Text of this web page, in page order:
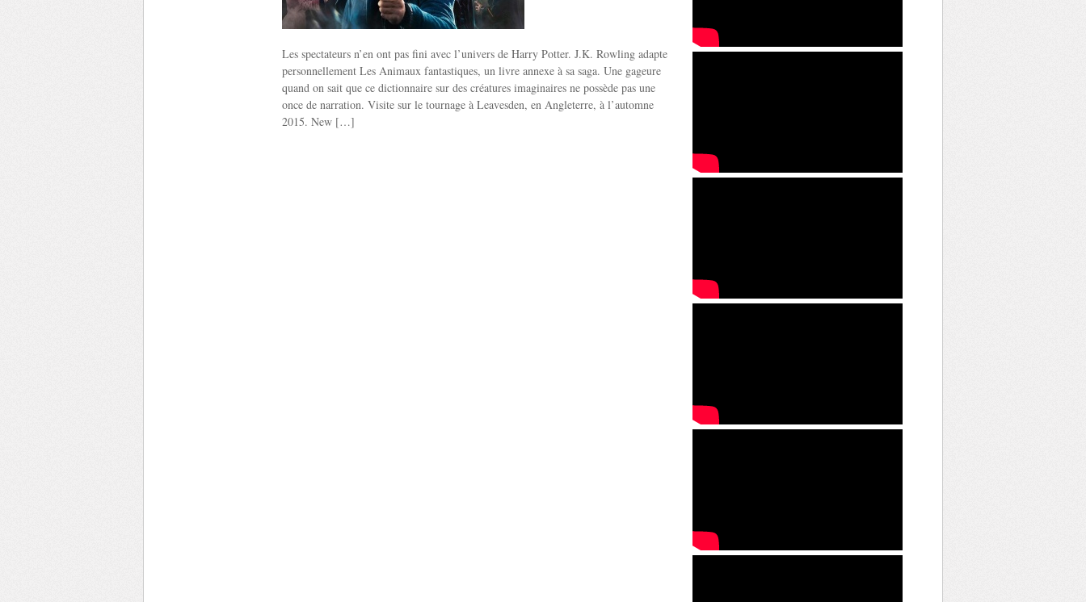
Les spectateurs n’en ont pas fini avec l’univers de Harry Potter. J.K. Rowling adapte
personnellement Les Animaux fantastiques, un livre annexe à sa saga. Une gageure
quand on sait que ce dictionnaire sur des créatures imaginaires ne possède pas une
once de narration. Visite sur le tournage à Leavesden, en Angleterre, à l’automne
2015. New […]